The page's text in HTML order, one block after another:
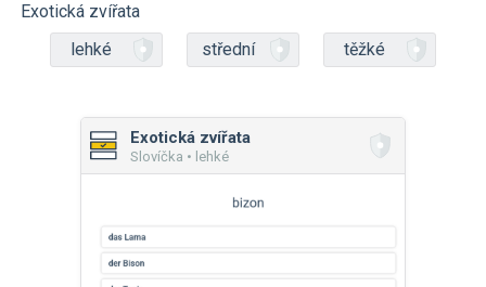
Exotická zvířata
lehké
střední těžké
Exotická zvířata
Slovíčka • lehké